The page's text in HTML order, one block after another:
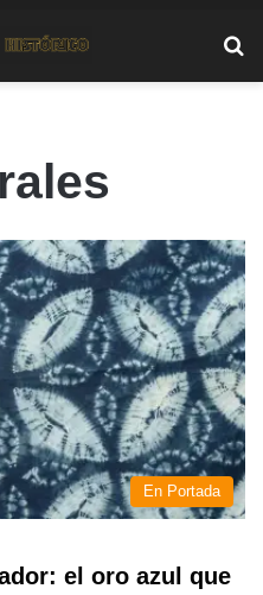
En Portada
el oro azul que